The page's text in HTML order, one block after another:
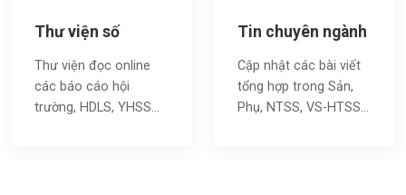
Thư viện số
Thư viện đọc online
các báo cáo hội
trường, HDLS, YHSS…
Tin chuyên ngành
Cập nhật các bài viết
tổng hợp trong Sản,
Phụ, NTSS, VS-HTSS...